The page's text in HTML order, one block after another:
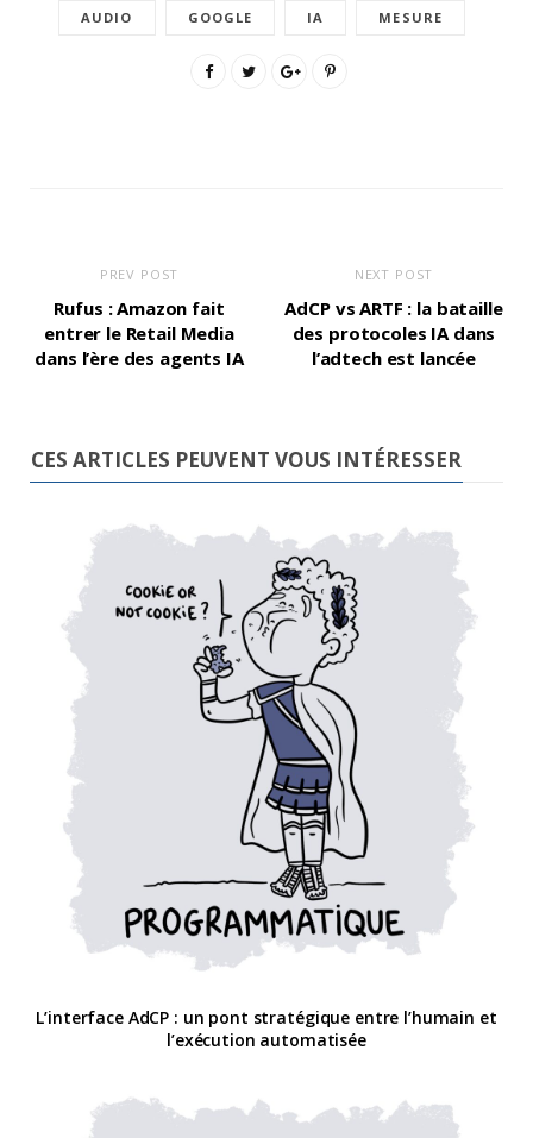
AUDIO GOOGLE IA MESURE
PREV POST
Rufus : Amazon fait
entrer le Retail Media
dans l’ère des agents IA
NEXT POST
AdCP vs ARTF : la bataille
des protocoles IA dans
l’adtech est lancée
CES ARTICLES PEUVENT VOUS INTÉRESSER
L’interface AdCP : un pont stratégique entre l’humain et
l’exécution automatisée